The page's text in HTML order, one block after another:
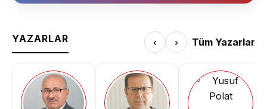
YAZARLAR ‹ › Tüm Yazarlar